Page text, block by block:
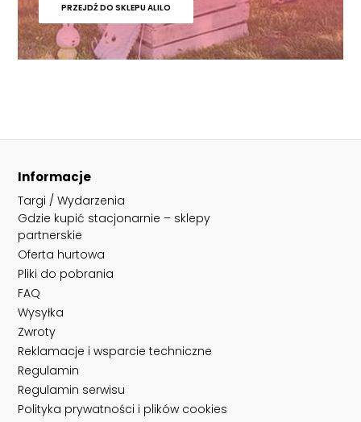
PRZEJDŹ DO SKLEPU ALILO
Informacje
Targi / Wydarzenia
Gdzie kupić stacjonarnie – sklepy
partnerskie
Oferta hurtowa
Pliki do pobrania
FAQ
Wysyłka
Zwroty
Reklamacje i wsparcie techniczne
Regulamin
Regulamin serwisu
Polityka prywatności i plików cookies